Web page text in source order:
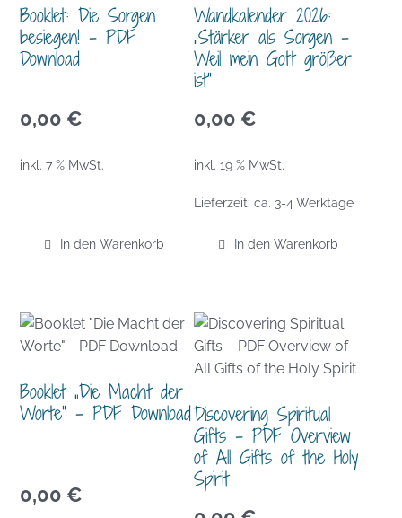
Booklet: Die Sorgen
besiegen! – PDF
Download
0,00 €
inkl. 7 % MwSt.
In den Warenkorb
Wandkalender 2026:
„Stärker als Sorgen –
Weil mein Gott größer
ist“
0,00 €
inkl. 19 % MwSt.
Lieferzeit: ca. 3-4 Werktage
In den Warenkorb
Booklet „Die Macht der
Worte“ – PDF Download
0,00 €
Discovering Spiritual
Gifts – PDF Overview
of All Gifts of the Holy
Spirit